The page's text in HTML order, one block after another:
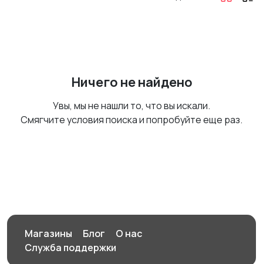
Ничего не найдено
Увы, мы не нашли то, что вы искали.
Смягчите условия поиска и попробуйте еще раз.
Магазины Блог
О нас
Служба поддержки